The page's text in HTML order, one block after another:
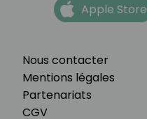
Nous contacter
Mentions légales
Partenariats
CGV
Apple Store